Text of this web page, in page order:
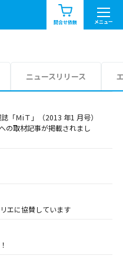
問合せ依頼 メニュー
お知らせ一覧
見る
中国・四国
ニュースリリース
「ＭiＴ」（2013 年1 月号）
の取材記事が掲載されまし
エに協賛しています